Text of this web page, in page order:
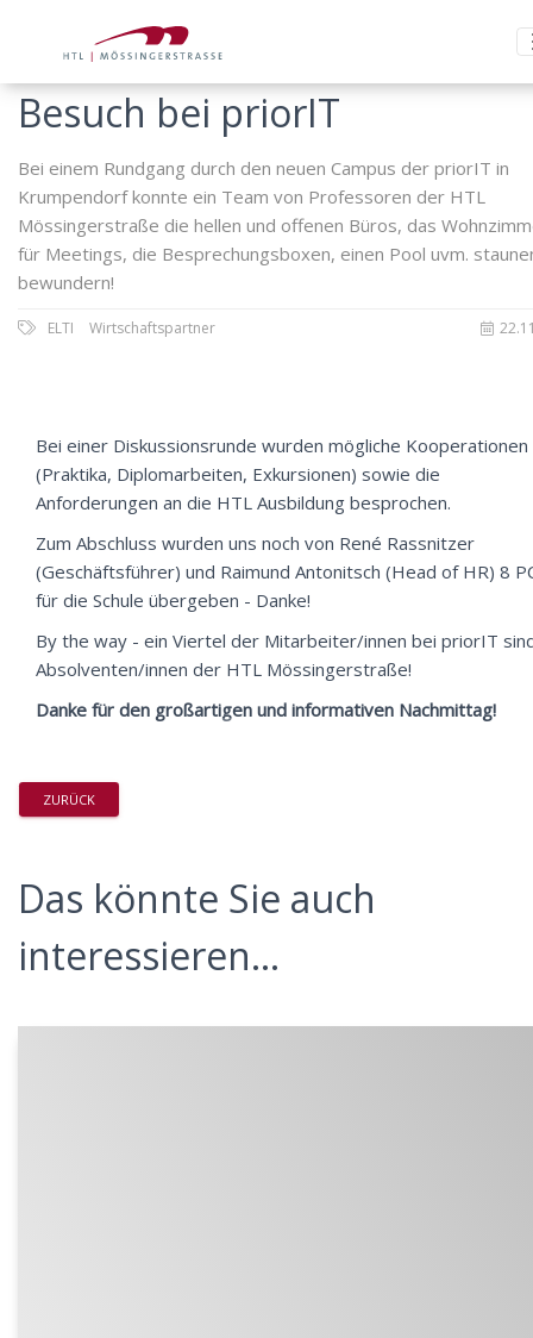
Besuch bei priorIT
Bei einem Rundgang durch den neuen Campus der priorIT in
Krumpendorf konnte ein Team von Professoren der HTL
Mössingerstraße die hellen und offenen Büros, das
für Meetings, die Besprechungsboxen, einen Pool uvm.
bewundern!
ELTI Wirtschaftspartner
Bei einer Diskussionsrunde wurden mögliche Kooperationen
(Praktika, Diplomarbeiten, Exkursionen) sowie die
Anforderungen an die HTL Ausbildung besprochen.
Zum Abschluss wurden uns noch von René Rassnitzer
(Geschäftsführer) und Raimund Antonitsch (Head of HR) 8
für die Schule übergeben - Danke!
By the way - ein Viertel der Mitarbeiter/innen bei priorIT
Absolventen/innen der HTL Mössingerstraße!
Danke für den großartigen und informativen Nachmittag!
ZURÜCK
Das könnte Sie auch
interessieren...